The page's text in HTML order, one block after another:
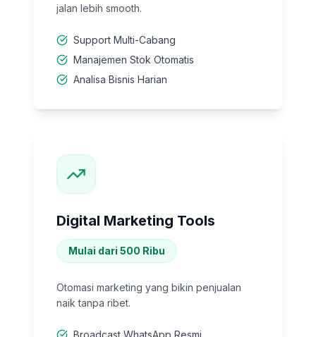
jalan lebih smooth.
Support Multi-Cabang
Manajemen Stok Otomatis
Analisa Bisnis Harian
Digital Marketing Tools
Mulai dari 500 Ribu
Otomasi marketing yang bikin penjualan
naik tanpa ribet.
Broadcast WhatsApp Resmi